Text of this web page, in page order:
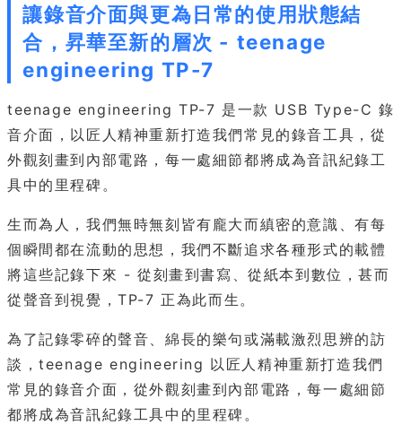
讓錄音介面與更為日常的使用狀態結
合，昇華至新的層次 - teenage
engineering TP-7
teenage engineering TP-7 是一款 USB Type-C 錄
音介面，以匠人精神重新打造我們常見的錄音工具，從
外觀刻畫到內部電路，每一處細節都將成為音訊紀錄工
具中的里程碑。
生而為人，我們無時無刻皆有龐大而縝密的意識、有每
個瞬間都在流動的思想，我們不斷追求各種形式的載體
將這些記錄下來 - 從刻畫到書寫、從紙本到數位，甚而
從聲音到視覺，TP-7 正為此而生。
為了記錄零碎的聲音、綿長的樂句或滿載激烈思辨的訪
談，teenage engineering 以匠人精神重新打造我們
常見的錄音介面，從外觀刻畫到內部電路，每一處細節
都將成為音訊紀錄工具中的里程碑。